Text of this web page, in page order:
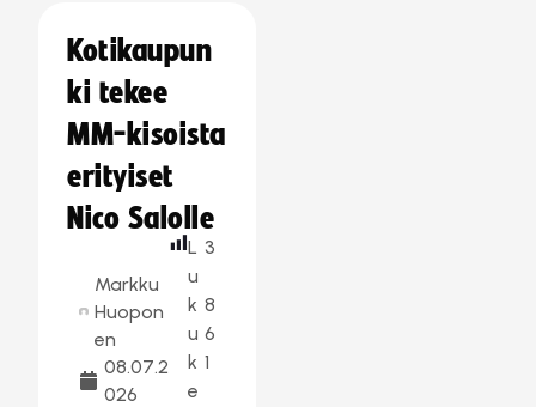
Kotikaupun
ki tekee
MM-kisoista
erityiset
Nico Salolle
Markku
Huopon
en
08.07.2
026
L
u
k
u
k
e
3
8
6
1